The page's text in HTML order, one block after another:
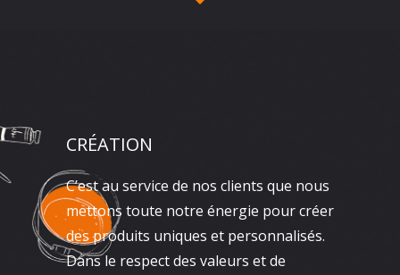
CRÉATION
C’est au service de nos clients que nous
mettons toute notre énergie pour créer
des produits uniques et personnalisés.
Dans le respect des valeurs et de